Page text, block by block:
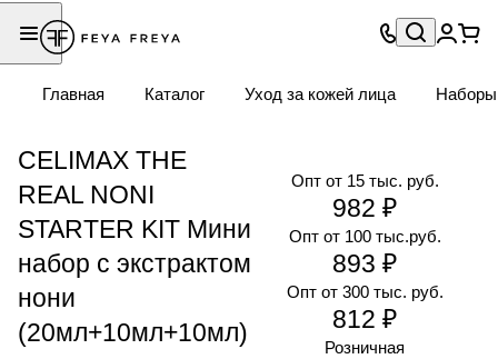
Главная Каталог Уход за кожей лица Наборы
CELIMAX THE
REAL NONI
STARTER KIT Мини
набор с экстрактом
нони
(20мл+10мл+10мл)
Опт от 300 тыс. руб.
812 ₽
Опт от 15 тыс. руб.
982 ₽
Опт от 100 тыс.руб.
893 ₽
Розничная